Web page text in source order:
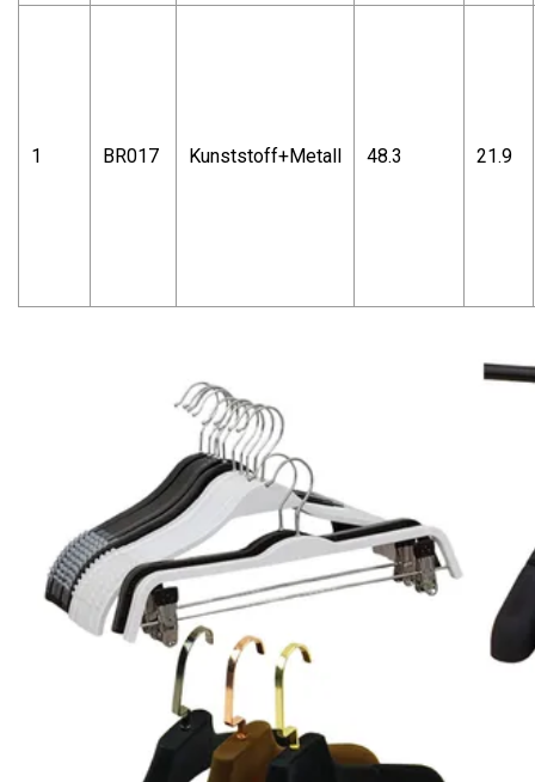
1 BR017 Kunststoff+Metall 48.3 21.9